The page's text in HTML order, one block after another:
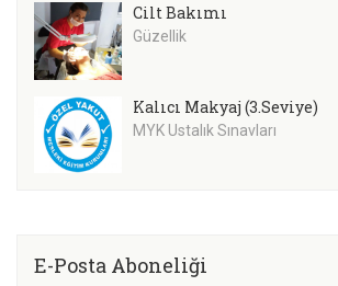
Cilt Bakımı
Güzellik
Kalıcı Makyaj (3.Seviye)
MYK Ustalık Sınavları
E-Posta Aboneliği